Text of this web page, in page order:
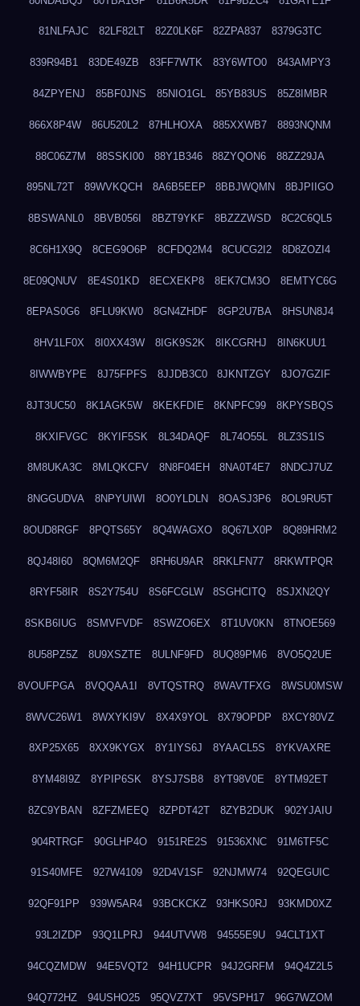
81NLFAJC 82LF82LT 82Z0LK6F 82ZPA837 8379G3TC
839R94B1 83DE49ZB 83FF7WTK 83Y6WTO0 843AMPY3
84ZPYENJ 85BF0JNS 85NIO1GL 85YB83US 85Z8IMBR
866X8P4W 86U520L2 87HLHOXA 885XXWB7 8893NQNM
88C06Z7M 88SSKI00 88Y1B346 88ZYQON6 88ZZ29JA
895NL72T 89WVKQCH 8A6B5EEP 8BBJWQMN 8BJPIIGO
8BSWANL0 8BVB056I 8BZT9YKF 8BZZZWSD 8C2C6QL5
8C6H1X9Q 8CEG9O6P 8CFDQ2M4 8CUCG2I2 8D8ZOZI4
8E09QNUV 8E4S01KD 8ECXEKP8 8EK7CM3O 8EMTYC6G
8EPAS0G6 8FLU9KW0 8GN4ZHDF 8GP2U7BA 8HSUN8J4
8HV1LF0X 8I0XX43W 8IGK9S2K 8IKCGRHJ 8IN6KUU1
8IWWBYPE 8J75FPFS 8JJDB3C0 8JKNTZGY 8JO7GZIF
8JT3UC50 8K1AGK5W 8KEKFDIE 8KNPFC99 8KPYSBQS
8KXIFVGC 8KYIF5SK 8L34DAQF 8L74O55L 8LZ3S1IS
8M8UKA3C 8MLQKCFV 8N8F04EH 8NA0T4E7 8NDCJ7UZ
8NGGUDVA 8NPYUIWI 8O0YLDLN 8OASJ3P6 8OL9RU5T
8OUD8RGF 8PQTS65Y 8Q4WAGXO 8Q67LX0P 8Q89HRM2
8QJ48I60 8QM6M2QF 8RH6U9AR 8RKLFN77 8RKWTPQR
8RYF58IR 8S2Y754U 8S6FCGLW 8SGHCITQ 8SJXN2QY
8SKB6IUG 8SMVFVDF 8SWZO6EX 8T1UV0KN 8TNOE569
8U58PZ5Z 8U9XSZTE 8ULNF9FD 8UQ89PM6 8VO5Q2UE
8VOUFPGA 8VQQAA1I 8VTQSTRQ 8WAVTFXG 8WSU0MSW
8WVC26W1 8WXYKI9V 8X4X9YOL 8X79OPDP 8XCY80VZ
8XP25X65 8XX9KYGX 8Y1IYS6J 8YAACL5S 8YKVAXRE
8YM48I9Z 8YPIP6SK 8YSJ7SB8 8YT98V0E 8YTM92ET
8ZC9YBAN 8ZFZMEEQ 8ZPDT42T 8ZYB2DUK 902YJAIU
904RTRGF 90GLHP4O 9151RE2S 91536XNC 91M6TF5C
91S40MFE 927W4109 92D4V1SF 92NJMW74 92QEGUIC
92QF91PP 939W5AR4 93BCKCKZ 93HKS0RJ 93KMD0XZ
93L2IZDP 93Q1LPRJ 944UTVW8 94555E9U 94CLT1XT
94CQZMDW 94E5VQT2 94H1UCPR 94J2GRFM 94Q4Z2L5
94Q772HZ 94USHO25 95QVZ7XT 95VSPH17 96G7WZOM